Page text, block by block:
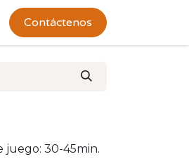
Contáctenos
juego: 30-45min.